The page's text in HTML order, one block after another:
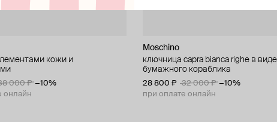
кожи и
000 ₽ −10%
онлайн
Moschino
ключница capra bianca righe в виде
бумажного кораблика
28 800 ₽ 32 000 ₽ −10%
при оплате онлайн
значков moschino
000 ₽
онлайн
Marni
брелок «сумка» marni
30 000 ₽
Mineral Weather by Olhovsky
кольцо из латуни с лабрадором и
фианитом
15 120 ₽ 21 600 ₽ −30%
при оплате онлайн
с турмалином и
SKYE
позолоченный бодичейн из
фианитами
19 500 ₽